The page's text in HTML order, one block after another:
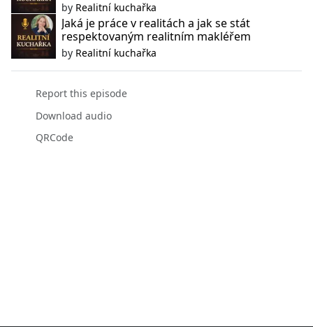
by Realitní kuchařka
Jaká je práce v realitách a jak se stát
respektovaným realitním makléřem
by Realitní kuchařka
Report this episode
Download audio
QRCode